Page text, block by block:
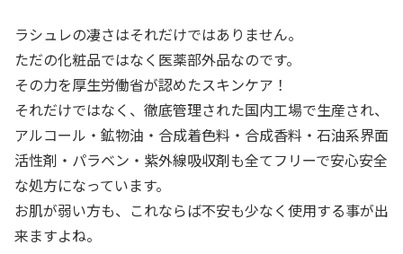
ラシュレの凄さはそれだけではありません。
ただの化粧品ではなく医薬部外品なのです。
その力を厚生労働省が認めたスキンケア！
それだけではなく、徹底管理された国内工場で生産され、
アルコール・鉱物油・合成着色料・合成香料・石油系界面
活性剤・パラベン・紫外線吸収剤も全てフリーで安心安全
な処方になっています。
お肌が弱い方も、これならば不安も少なく使用する事が出
来ますよね。